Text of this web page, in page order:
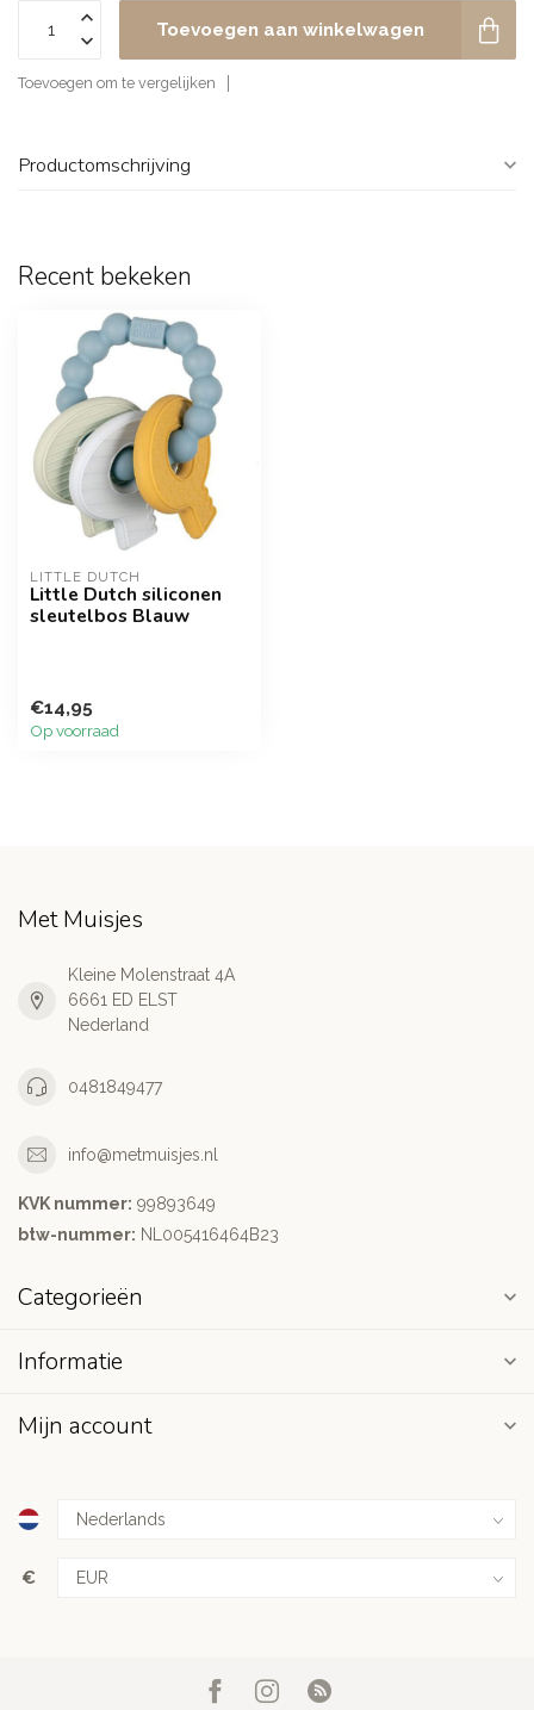
Toevoegen aan winkelwagen
Toevoegen om te vergelijken
Productomschrijving
Recent bekeken
LITTLE DUTCH
Little Dutch siliconen
sleutelbos Blauw
€14,95
Op voorraad
Met Muisjes
Kleine Molenstraat 4A
6661 ED ELST
Nederland
0481849477
info@metmuisjes.nl
KVK nummer: 99893649
btw-nummer: NL005416464B23
Categorieën
Informatie
Mijn account
€